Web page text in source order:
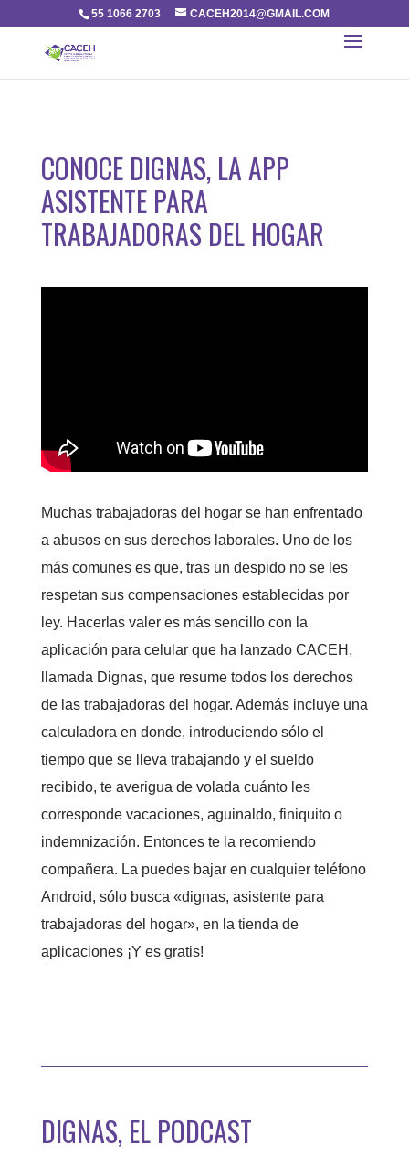
55 1066 2703 CACEH2014@GMAIL.COM
CONOCE DIGNAS, LA APP
ASISTENTE PARA
TRABAJADORAS DEL HOGAR
Muchas trabajadoras del hogar se han enfrentado
a abusos en sus derechos laborales. Uno de los
más comunes es que, tras un despido no se les
respetan sus compensaciones establecidas por
ley. Hacerlas valer es más sencillo con la
aplicación para celular que ha lanzado CACEH,
llamada Dignas, que resume todos los derechos
de las trabajadoras del hogar. Además incluye una
calculadora en donde, introduciendo sólo el
tiempo que se lleva trabajando y el sueldo
recibido, te averigua de volada cuánto les
corresponde vacaciones, aguinaldo, finiquito o
indemnización. Entonces te la recomiendo
compañera. La puedes bajar en cualquier teléfono
Android, sólo busca «dignas, asistente para
trabajadoras del hogar», en la tienda de
aplicaciones ¡Y es gratis!
DIGNAS, EL PODCAST